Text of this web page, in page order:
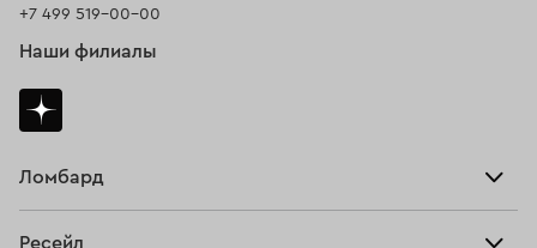
Ломбард
Ресейл
+7 499 519-00-00
Наши филиалы